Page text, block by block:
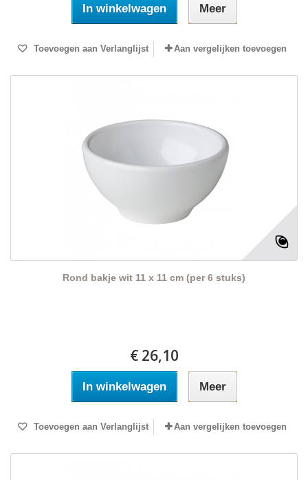
In winkelwagen Meer
Toevoegen aan Verlanglijst Aan vergelijken toevoegen
Rond bakje wit 11 x 11 cm (per 6 stuks)
€ 26,10
In winkelwagen Meer
Toevoegen aan Verlanglijst Aan vergelijken toevoegen